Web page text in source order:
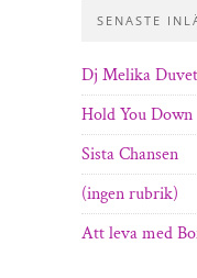
SENASTE
Dj Melika
Hold You Down
Sista Chansen
(ingen rubrik)
Att leva med